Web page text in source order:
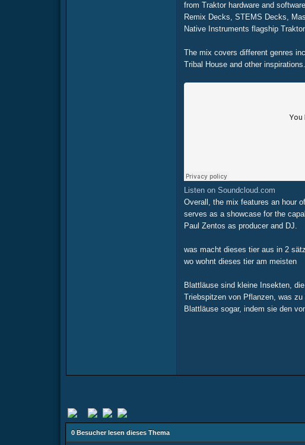
from Traktor hardware and
Remix Decks, STEMS Decks,
Native Instruments flagship
The mix covers different genres
Tribal House and other inspirations.
Listen on Soundcloud.com
Overall, the mix features an hour
serves as a showcase for the
Paul Zentos as producer and DJ.
was macht dieses tier aus in 2
wo wohnt dieses tier am meisten
Blattläuse sind kleine Insekten,
Triebspitzen von Pflanzen, was
Blattläuse sogar, indem sie den
0 Besucher lesen dieses Thema